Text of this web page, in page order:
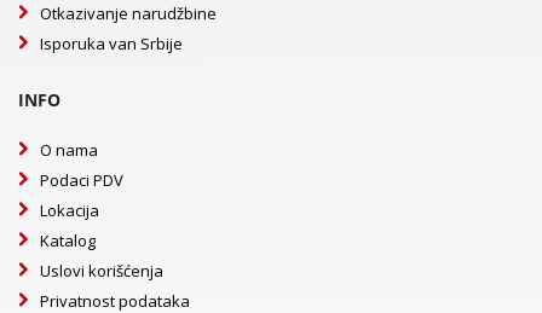
Otkazivanje narudžbine
Isporuka van Srbije
INFO
O nama
Podaci PDV
Lokacija
Katalog
Uslovi korišćenja
Privatnost podataka